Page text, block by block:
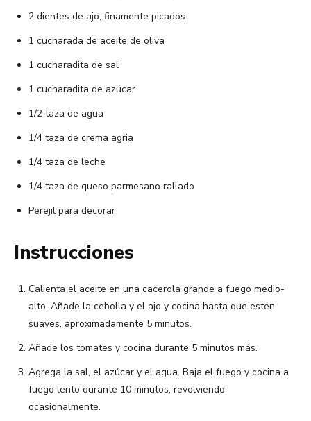
2 dientes de ajo, finamente picados
1 cucharada de aceite de oliva
1 cucharadita de sal
1 cucharadita de azúcar
1/2 taza de agua
1/4 taza de crema agria
1/4 taza de leche
1/4 taza de queso parmesano rallado
Perejil para decorar
Instrucciones
Calienta el aceite en una cacerola grande a fuego medio-
alto. Añade la cebolla y el ajo y cocina hasta que estén
suaves, aproximadamente 5 minutos.
Añade los tomates y cocina durante 5 minutos más.
Agrega la sal, el azúcar y el agua. Baja el fuego y cocina a
fuego lento durante 10 minutos, revolviendo
ocasionalmente.